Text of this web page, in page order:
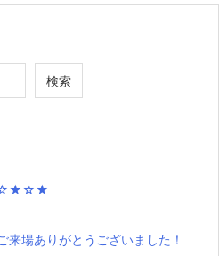
検索
☆★☆★
場ありがとうございました！